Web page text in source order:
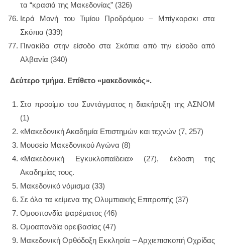
τα “κρασιά της Μακεδονίας” (326)
Ιερά Μονή του Τιμίου Προδρόμου – Μπίγκορσκι στα
Σκόπια (339)
Πινακίδα στην είσοδο στα Σκόπια από την είσοδο από
Αλβανία (340)
Δεύτερο τμήμα. Επίθετο «μακεδονικός».
Στο προοίμιο του Συντάγματος η διακήρυξη της ΑΣΝΟΜ
(1)
«Μακεδονική Ακαδημία Επιστημών και τεχνών (7, 257)
Μουσείο Μακεδονικού Αγώνα (8)
«Μακεδονική Εγκυκλοπαίδεια» (27), έκδοση της
Ακαδημίας τους.
Μακεδονικό νόμισμα (33)
Σε όλα τα κείμενα της Ολυμπιακής Επιτροπής (37)
Ομοσπονδία ψαρέματος (46)
Ομοαπονδία ορειβασίας (47)
Μακεδονική Ορθόδοξη Εκκλησία – Αρχιεπισκοπή Οχρίδας